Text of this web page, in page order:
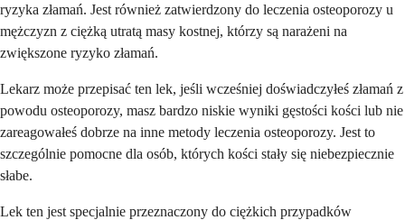
ryzyka złamań. Jest również zatwierdzony do leczenia osteoporozy u
mężczyzn z ciężką utratą masy kostnej, którzy są narażeni na
zwiększone ryzyko złamań.
Lekarz może przepisać ten lek, jeśli wcześniej doświadczyłeś złamań z
powodu osteoporozy, masz bardzo niskie wyniki gęstości kości lub nie
zareagowałeś dobrze na inne metody leczenia osteoporozy. Jest to
szczególnie pomocne dla osób, których kości stały się niebezpiecznie
słabe.
Lek ten jest specjalnie przeznaczony do ciężkich przypadków